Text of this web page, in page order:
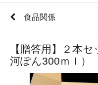
食品関係
【贈答用】２本
河ぽん300ｍｌ）